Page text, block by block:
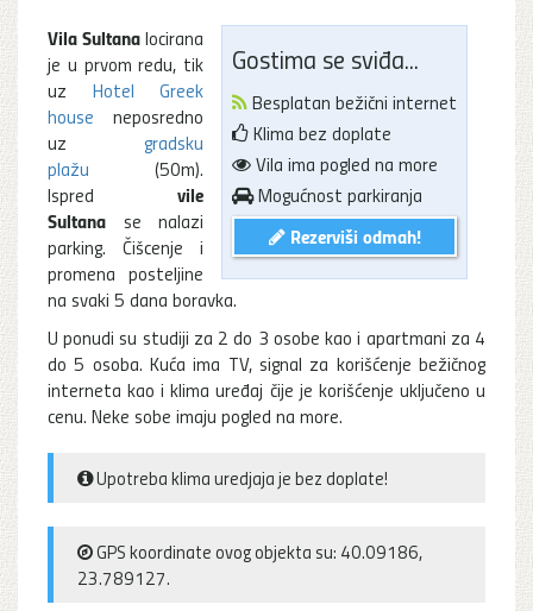
Gostima se sviđa...
Besplatan bežični internet
Klima bez doplate
Vila ima pogled na more
Mogućnost parkiranja
Rezerviši odmah!
Vila Sultanalocirana
je u prvom redu, tik
uz Hotel Greek
house neposredno
uz gradsku
plažu (50m).
Ispred vile
Sultana se nalazi
parking. Čišcenje i
promena posteljine
na svaki 5 dana boravka.
U ponudi su studiji za 2 do 3 osobe kao i apartmani za 4
do 5 osoba. Kuća ima TV, signal za korišćenje bežičnog
interneta kao i klima uređaj čije je korišćenje uključeno u
cenu. Neke sobe imaju pogled na more.
Upotreba klima uredjaja je bez doplate!
GPS koordinate ovog objekta su: 40.09186,
23.789127.